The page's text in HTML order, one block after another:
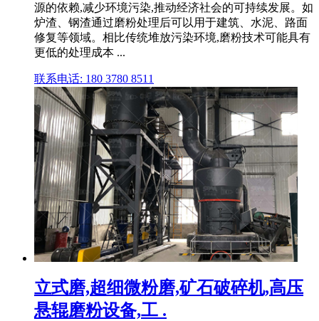
源的依赖,减少环境污染,推动经济社会的可持续发展。如
炉渣、钢渣通过磨粉处理后可以用于建筑、水泥、路面
修复等领域。相比传统堆放污染环境,磨粉技术可能具有
更低的处理成本 ...
联系电话: 180 3780 8511
立式磨,超细微粉磨,矿石破碎机,高压
悬辊磨粉设备,工 .